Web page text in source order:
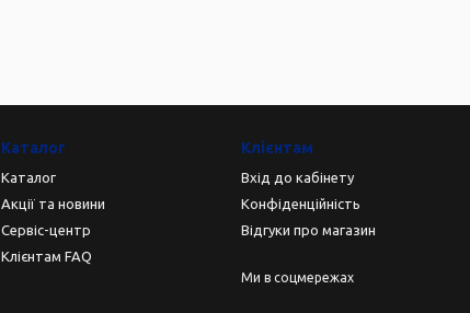
Каталог
Каталог
Акції та новини
Сервіс-центр
Клієнтам FAQ
Клієнтам
Вхід до кабінету
Конфіденційність
Відгуки про магазин
Ми в соцмережах